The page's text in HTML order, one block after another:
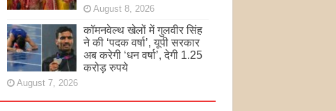
August 8, 2026
कॉमनवेल्थ खेलों में गुलवीर सिंह
ने की ‘पदक वर्षा’, यूपी सरकार
अब करेगी ‘धन वर्षा’, देगी 1.25
करोड़ रुपये
August 7, 2026